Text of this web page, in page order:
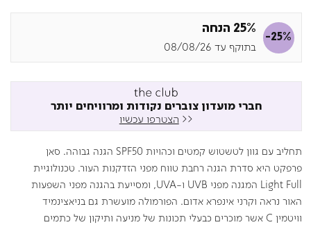
-25%
25% הנחה
בתוקף עד 08/08/26
חברי מועדון צוברים נקודות ומרוויחים יותר
<< הצטרפו עכשיו
תחליב עם גוון לטשטוש קמטים וכהויות SPF50 הגנה גבוהה. סאן
פרפקט היא סדרת הגנה רחבת טווח מפני הזדקנות העור. טכנולוגיית
Light Full המגנה מפני UVB ו-UVA, ומסייעת בהגנה מפני השפעות
האור נראה וקרני אינפרא אדום. הפורמולה מועשרת גם בניאצינמיד
וויטמין C אשר מוכרים כבעלי תכונות של מניעה ותיקון של כתמים